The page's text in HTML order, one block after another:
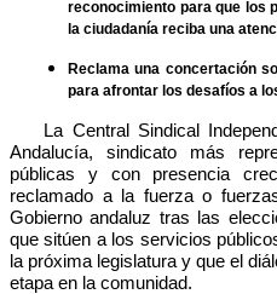
reconocimiento para que los
la ciudadanía reciba una
Reclama una concertación
para afrontar los desafíos a
La Central Sindical
Andalucía, sindicato más
públicas y con presencia
reclamado a la fuerza o
Gobierno andaluz tras las
que sitúen a los servicios
la próxima legislatura y que el
etapa en la comunidad.